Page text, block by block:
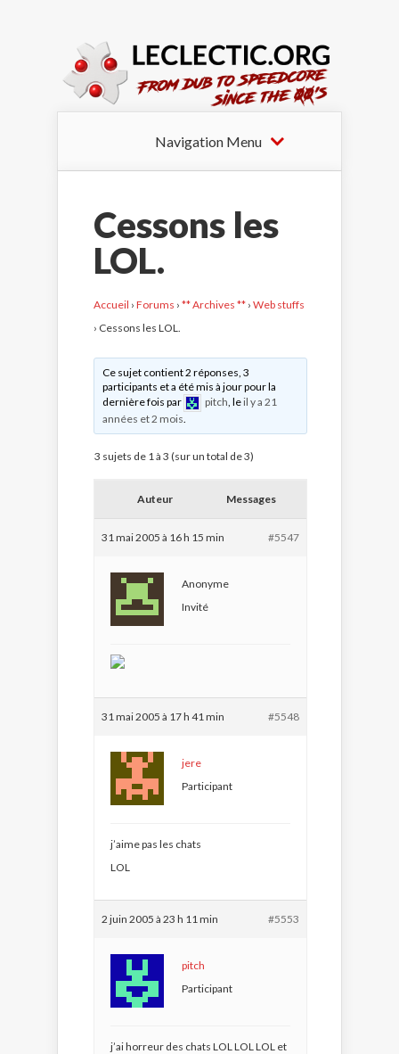
Navigation Menu
Cessons les
LOL.
Accueil › Forums › ** Archives ** › Web stuffs
› Cessons les LOL.
Ce sujet contient 2 réponses, 3
participants et a été mis à jour pour la
dernière fois par
pitch , leil y a 21
années et 2 mois
3 sujets de 1 à 3 (sur un total de 3)
Auteur Messages
31 mai 2005 à 16 h 15 min #5547
Anonyme
Invité
31 mai 2005 à 17 h 41 min #5548
jere
Participant
j’aime pas les chats
LOL
2 juin 2005 à 23 h 11 min #5553
pitch
Participant
j’ai horreur des chats LOL LOL LOL et